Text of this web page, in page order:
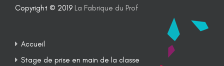
Copyright © 2019 La Fabrique du Prof
Accueil
Stage de prise en main de la classe